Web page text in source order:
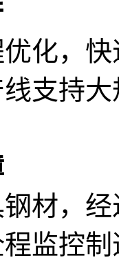
化，
支持
材，
监控